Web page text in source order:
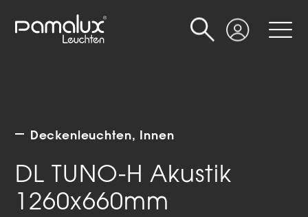
Login
Suche
Deckenleuchten Innen
DL TUNO-H Akustik
1260x660mm